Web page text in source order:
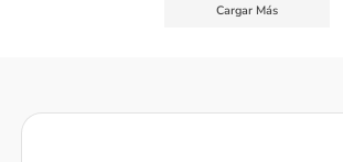
Cargar Más